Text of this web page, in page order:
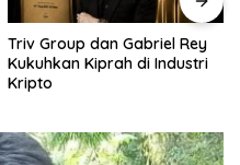
Triv Group dan Gabriel Rey
Kukuhkan Kiprah di Industri
Kripto